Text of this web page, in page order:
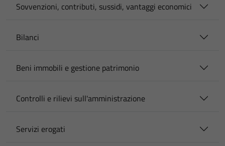
Sovvenzioni, contributi, sussidi, vantaggi economici
Bilanci
Beni immobili e gestione patrimonio
Controlli e rilievi sull'amministrazione
Servizi erogati